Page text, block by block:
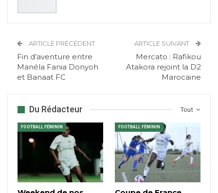
ARTICLE PRÉCÉDENT
Fin d’aventure entre
Manéla Fania Donyoh
et Banaat FC
ARTICLE SUIVANT
Mercato : Rafikou
Atakora rejoint la D2
Marocaine
Tout
Du Rédacteur
FOOTBALL FÉMININ FOOTBALL FÉMININ